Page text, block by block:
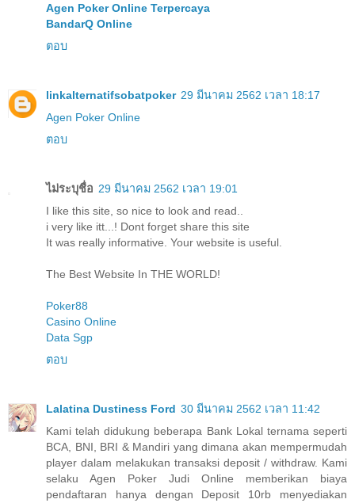
Agen Poker Online Terpercaya
BandarQ Online
ตอบ
linkalternatifsobatpoker 29 มีนาคม 2562 เวลา 18:17
Agen Poker Online
ตอบ
ไม่ระบุชื่อ 29 มีนาคม 2562 เวลา 19:01
I like this site, so nice to look and read..
i very like itt...! Dont forget share this site
It was really informative. Your website is useful.
The Best Website In THE WORLD!
Poker88
Casino Online
Data Sgp
ตอบ
Lalatina Dustiness Ford 30 มีนาคม 2562 เวลา 11:42
Kami telah didukung beberapa Bank Lokal ternama seperti
BCA, BNI, BRI & Mandiri yang dimana akan mempermudah
player dalam melakukan transaksi deposit / withdraw. Kami
selaku Agen Poker Judi Online memberikan biaya
pendaftaran hanya dengan Deposit 10rb menyediakan